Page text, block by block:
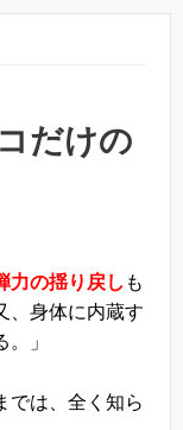
だけの
力の揺り戻し も
、身体に内蔵す
」
では、全く知ら